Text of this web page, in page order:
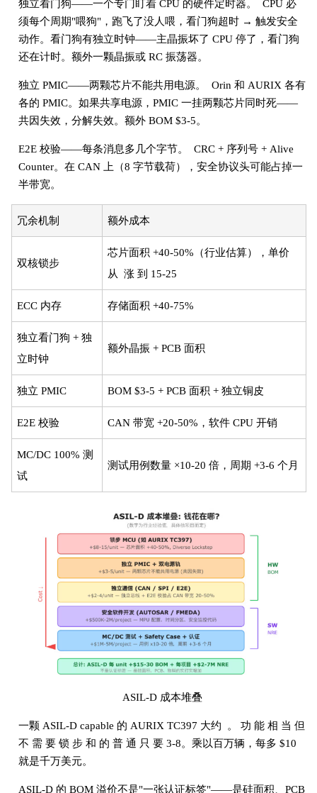
独立看门狗——一个专门盯着 CPU 的硬件定时器。 CPU 必
须每个周期"喂狗"，跑飞了没人喂，看门狗超时 → 触发安全
动作。看门狗有独立时钟——主晶振坏了 CPU 停了，看门狗
还在计时。额外一颗晶振或 RC 振荡器。
独立 PMIC——两颗芯片不能共用电源。 Orin 和 AURIX 各有
各的 PMIC。如果共享电源，PMIC 一挂两颗芯片同时死——
共因失效，分解失效。额外 BOM $3-5。
E2E 校验——每条消息多几个字节。 CRC + 序列号 + Alive
Counter。在 CAN 上（8 字节载荷），安全协议头可能占掉一
半带宽。
冗余机制 额外成本
双核锁步
芯片面积 +40-50%（行业估算），单价
从 涨 到 15-25
ECC 内存 存储面积 +40-75%
独立看门狗 + 独
立时钟
额外晶振 + PCB 面积
独立 PMIC BOM $3-5 + PCB 面积 + 独立铜皮
E2E 校验 CAN 带宽 +20-50%，软件 CPU 开销
MC/DC 100% 测
试
测试用例数量 ×10-20 倍，周期 +3-6 个月
ASIL-D 成本堆叠
一颗 ASIL-D capable 的 AURIX TC397 大约 。 功 能 相 当 但
不 需 要 锁 步 和 的 普 通 只 要 3-8。乘以百万辆，每多 $10
就是千万美元。
ASIL-D 的 BOM 溢价不是"一张认证标签"——是硅面积、PCB